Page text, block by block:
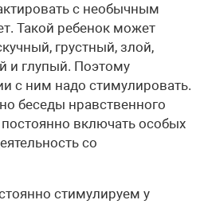
с необычным
Такой ребенок может
грустный, злой,
и глупый. Поэтому
с ним надо стимулировать.
беседы нравственного
включать особых
со
стимулируем у